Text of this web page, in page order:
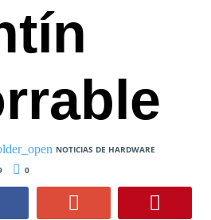
NOTICIAS DE HARDWARE
0